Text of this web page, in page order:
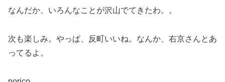
なんだか、いろんなことが沢山でてきたわ。。
次も楽しみ。やっぱ、反町いいね。なんか、右京さんとあ
ってるよ。